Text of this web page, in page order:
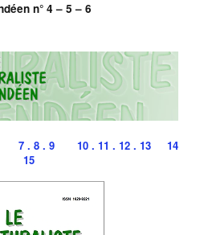
n° 4 – 5 – 6
7 . 8 . 9 10 . 11 . 12 . 13
14
15